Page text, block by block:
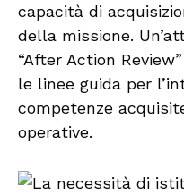
capacità di
della missione.
“After Action
le linee guida per
competenze
operative.